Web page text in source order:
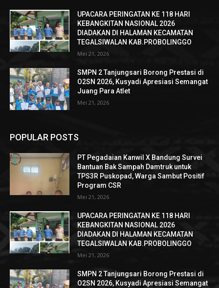
UPACARA PERINGATAN KE 118 HARI
KEBANGKITAN NASIONAL 2026
DIADAKAN DI HALAMAN KECAMATAN
TEGALSIWALAN KAB.PROBOLINGGO
Mei 21, 2026
SMPN 2 Tanjungsari Borong Prestasi di
O2SN 2026, Kusyadi Apresiasi Semangat
Juang Para Atlet
Mei 21, 2026
POPULAR POSTS
PT Pegadaian Kanwil X Bandung Survei
Bantuan Bak Sampah Damtruk untuk
TPS3R Puskopad, Warga Sambut Positif
Program CSR
Mei 21, 2026
UPACARA PERINGATAN KE 118 HARI
KEBANGKITAN NASIONAL 2026
DIADAKAN DI HALAMAN KECAMATAN
TEGALSIWALAN KAB.PROBOLINGGO
Mei 21, 2026
SMPN 2 Tanjungsari Borong Prestasi di
O2SN 2026, Kusyadi Apresiasi Semangat